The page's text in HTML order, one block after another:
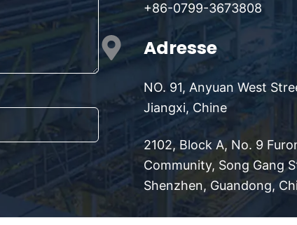
+86-0799-3673808
Adresse
NO. 91, Anyuan West
Jiangxi, Chine
2102, Block A, No. 9
Community, Song Gang
Shenzhen, Guandong,